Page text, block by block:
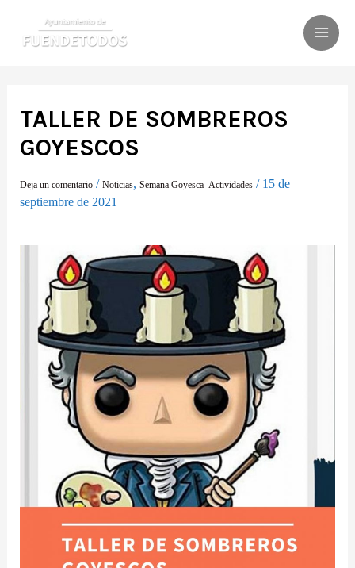
TALLER DE SOMBREROS
GOYESCOS
Deja un comentario /Noticias,Semana Goyesca- Actividades / 15 de
septiembre de 2021